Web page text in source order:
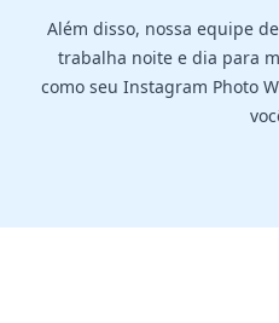
Além disso, nossa equipe
trabalha noite e dia para
como seu Instagram Photo